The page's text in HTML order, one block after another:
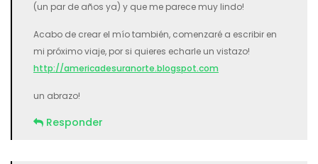
(un par de años ya) y que me parece muy lindo!
Acabo de crear el mío también, comenzaré a escribir en
mi próximo viaje, por si quieres echarle un vistazo!
http://americadesuranorte.blogspot.com
un abrazo!
Responder